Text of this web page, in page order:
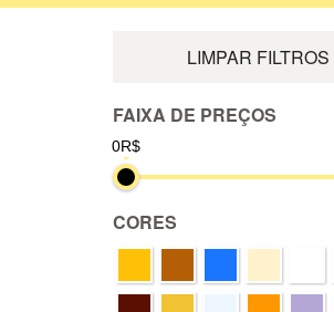
LIMPAR FILTROS
FAIXA DE PREÇOS
0R$
CORES